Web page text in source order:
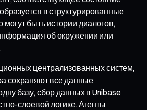
в структурированные
быть истории диалогов,
об окружении или
централизованных систем,
сохраняют все данные
базу, сбор данных в Unibase
слоевой логике. Агенты